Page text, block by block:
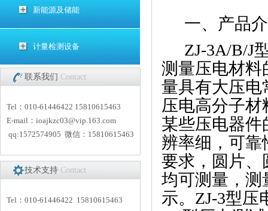
新能源及储能
计量检测设备
联系我们 Contact
Tel：010-61446422 15810615463
E-mail： ioajkzc03@vip.163.com
qq:1572574905 微信：15810615463
技术支持 Contact
Tel：010-61446422 15810615463
一、产品
ZJ-3A/B/J
测量压电材料
量具有大压电
压电高分子
某些压电器件
辨率细，可
要求，圆片、
均可测量，测
示。ZJ-3型压